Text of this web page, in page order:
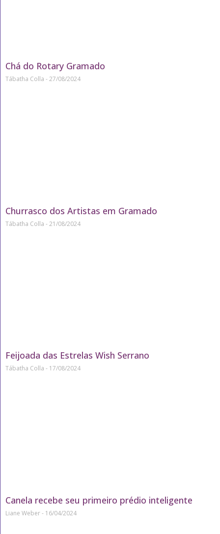
Chá do Rotary Gramado
Tábatha Colla 27/08/2024
Churrasco dos Artistas em Gramado
Tábatha Colla 21/08/2024
Feijoada das Estrelas Wish Serrano
Tábatha Colla 17/08/2024
Canela recebe seu primeiro prédio inteligente
Liane Weber 16/04/2024